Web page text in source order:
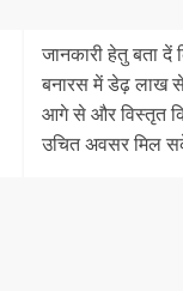
जानकारी हेतु बता
बनारस में डेढ़ लाख से
आगे से और विस्तृत
उचित अवसर मिल